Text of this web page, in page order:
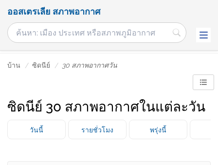
ออสเตรเลีย สภาพอากาศ
บ้าน ซิดนีย์ 30 สภาพอากาศวัน
ซิดนีย์ 30 สภาพอากาศในแต่ละวัน
วันนี้ รายชั่วโมง พรุ่งนี้